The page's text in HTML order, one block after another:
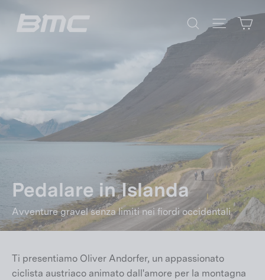
direttamente
Cerca
Pedalare in Islanda
Avventure gravel senza limiti nei fiordi occidentali
Ti presentiamo Oliver Andorfer, un appassionato
ciclista austriaco animato dall'amore per la montagna